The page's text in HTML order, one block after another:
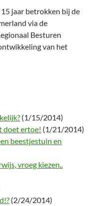
15 jaar betrokken bij de
via de
Besturen
van het
(1/15/2014)
doet ertoe! (1/21/2014)
beestjestuin en
vroeg kiezen..
(2/24/2014)